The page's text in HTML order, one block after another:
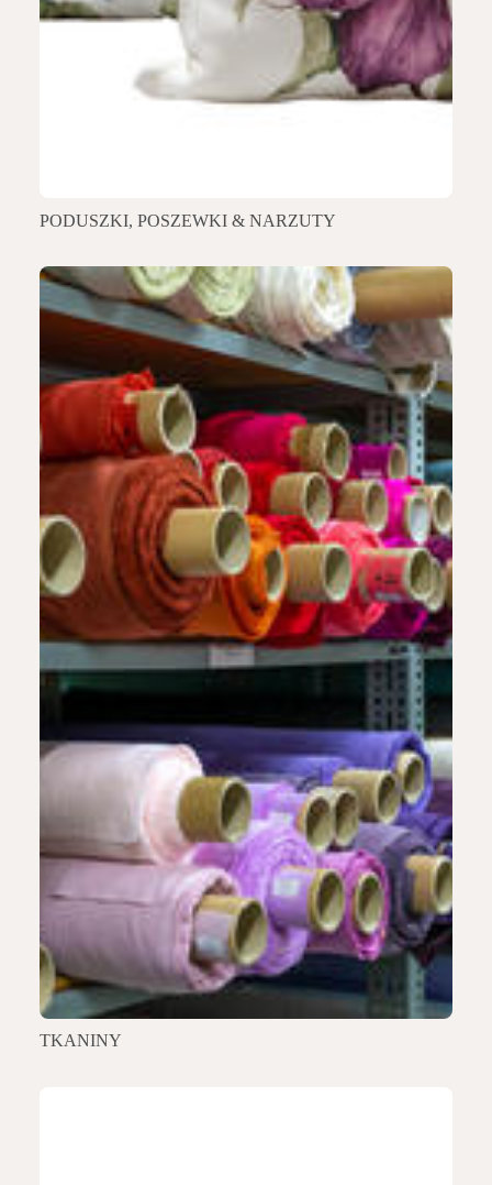
PODUSZKI, POSZEWKI & NARZUTY
TKANINY